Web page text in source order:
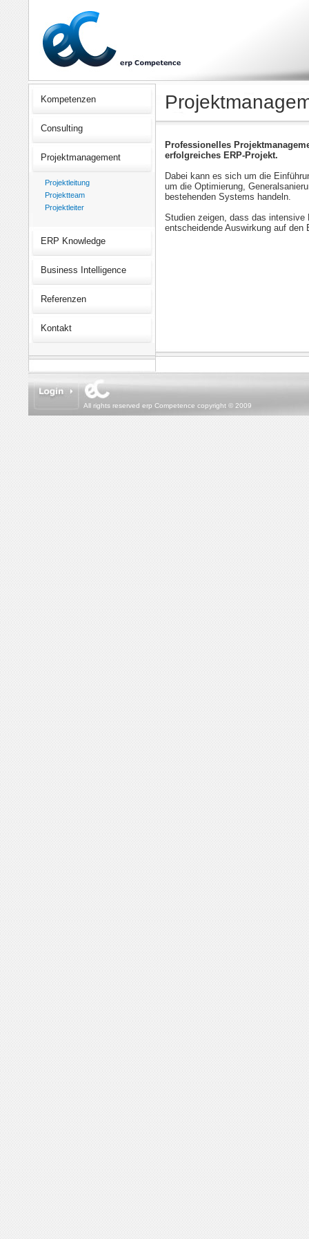
Kompetenzen
Consulting
Projektmanagement
Projektleitung
Projektteam
Projektleiter
ERP Knowledge
Business Intelligence
Referenzen
Kontakt
Professionelles
erfolgreiches ERP-Projekt.
Dabei kann es sich um die
um die Optimierung,
bestehenden Systems handeln.
Studien zeigen, dass das intensive
entscheidende Auswirkung auf den
All rights reserved erp Competence copyright © 2009